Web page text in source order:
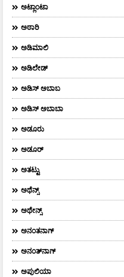
ಅಟ್ಲಾಂಟಾ
ಅಠಾರಿ
ಅಡಿಮಾಲಿ
ಅಡಿಲೇಡ್
ಅಡಿಸ್ ಅಬಾಬ
ಅಡಿಸ್ ಅಬಾಬಾ
ಅಡೂರು
ಅಡೂರ್
ಅತಟ್ಟು
ಅಥೆನ್ಸ್
ಅಥೇನ್ಸ್‌
ಅನಂತನಾಗ್
ಅನಂತ್‌ನಾಗ್‌
ಅಪುಲಿಯಾ